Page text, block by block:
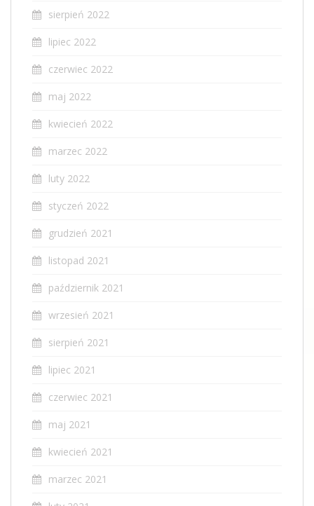
sierpień 2022
lipiec 2022
czerwiec 2022
maj 2022
kwiecień 2022
marzec 2022
luty 2022
styczeń 2022
grudzień 2021
listopad 2021
październik 2021
wrzesień 2021
sierpień 2021
lipiec 2021
czerwiec 2021
maj 2021
kwiecień 2021
marzec 2021